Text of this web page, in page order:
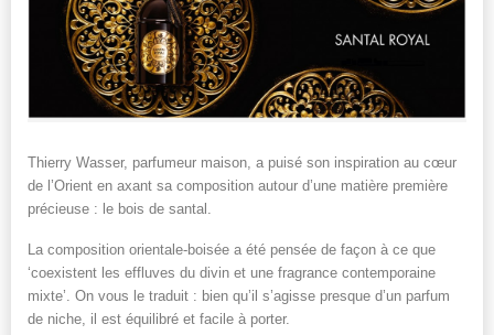
Thierry Wasser, parfumeur maison, a puisé son inspiration au cœur
de l’Orient en axant sa composition autour d’une matière première
précieuse : le bois de santal.
La composition orientale-boisée a été pensée de façon à ce que
‘coexistent les effluves du divin et une fragrance contemporaine
mixte’. On vous le traduit : bien qu’il s’agisse presque d’un parfum
de niche, il est équilibré et facile à porter.